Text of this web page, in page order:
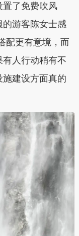
置了免费吹风
游客陈女士感
配更有意境，而
有人行动稍有不
建设方面真的